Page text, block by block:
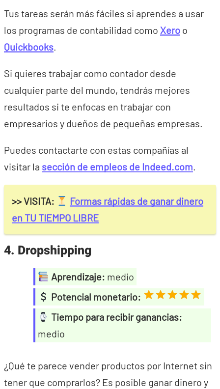
Tus tareas serán más fáciles si aprendes a usar
los programas de contabilidad como Xero o
Quickbooks.
Si quieres trabajar como contador desde
cualquier parte del mundo, tendrás mejores
resultados si te enfocas en trabajar con
empresarios y dueños de pequeñas empresas.
Puedes contactarte con estas compañías al
visitar la sección de empleos de Indeed.com.
>> VISITA:
Formas rápidas de ganar dinero
en TU TIEMPO LIBRE
4. Dropshipping
Aprendizaje: medio
Potencial monetario:
Tiempo para recibir ganancias:
medio
¿Qué te parece vender productos por Internet sin
tener que comprarlos? Es posible ganar dinero y